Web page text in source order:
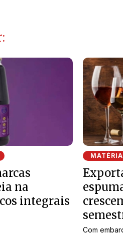
na
integrais
Com